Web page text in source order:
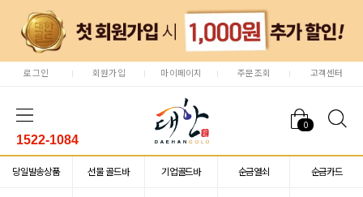
로그인 회원가입 마이페이지 주문조회 고객센터
0
1522-1084
당일발송상품 선물 골드바 기업골드바 순금열쇠 순금카드